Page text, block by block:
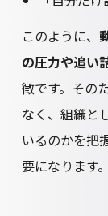
このように、
の圧力や追い
徴です。その
なく、組織と
いるのかを把
要になります。